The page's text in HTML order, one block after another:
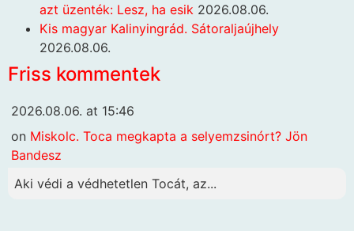
azt üzenték: Lesz, ha esik 2026.08.06.
Kis magyar Kalinyingrád. Sátoraljaújhely
2026.08.06.
Friss kommentek
2026.08.06. at 15:46
on Miskolc. Toca megkapta a selyemzsinórt? Jön
Bandesz
Aki védi a védhetetlen Tocát, az...